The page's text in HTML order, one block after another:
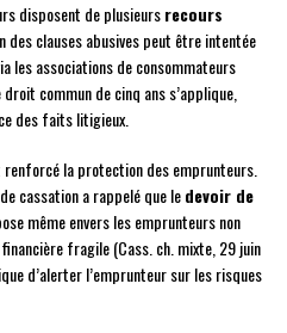
disposent de plusieursrecours
des clauses abusives peut être intentée
les associations de consommateurs
commun de cinq ans s’applique,
des faits litigieux.
la protection des emprunteurs.
cassation a rappelé que ledevoir de
même envers les emprunteurs non
fragile (Cass. ch. mixte, 29 juin
d’alerter l’emprunteur sur les risques